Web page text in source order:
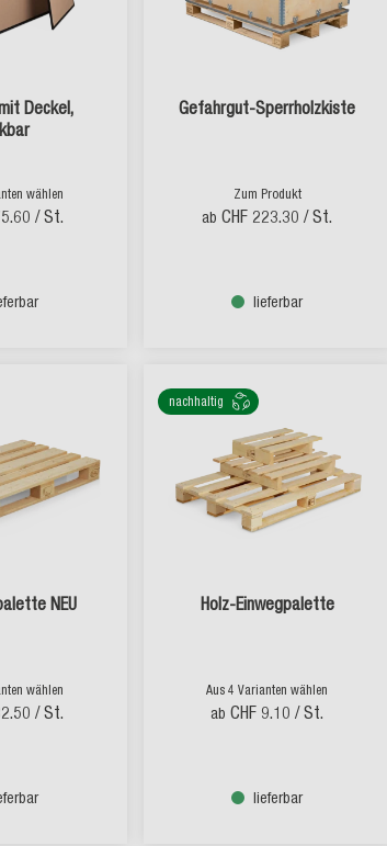
Deckel,
wählen
/ St.
Gefahrgut-Sperrholzkiste
Zum Produkt
ab CHF 223.30 / St.
lieferbar
NEU
wählen
/ St.
nachhaltig
Holz-Einwegpalette
Aus 4 Varianten wählen
ab CHF 9.10 / St.
lieferbar